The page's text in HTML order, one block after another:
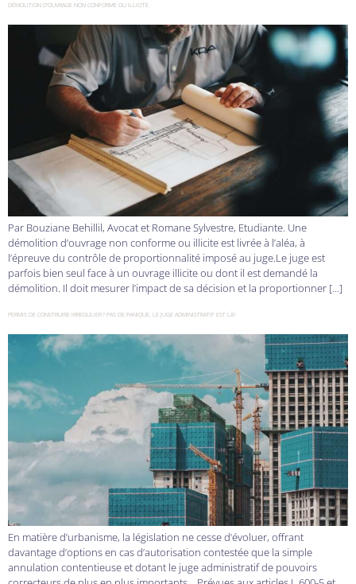
DÉMOLITION D’OUVRAGE NON CONFORME OU ILLICITE.
Par Bouziane Behillil, Avocat et Romane Sylvestre, Etudiante. Une
démolition d’ouvrage non conforme ou illicite est livrée à l’aléa, à
l’épreuve du contrôle de proportionnalité imposé au juge.Le juge est
parfois bien seul face à un ouvrage illicite ou dont il est demandé la
démolition. Il doit mesurer l’impact de sa décision et la proportionner […]
PERMIS DE CONSTRUIRE IRREGULIER ? PAS DE PANIQUE, LE JUGE ADMINISTRATIF EST LÀ !
En matière d’urbanisme, la législation ne cesse d’évoluer, offrant
davantage d’options en cas d’autorisation contestée que la simple
annulation contentieuse et dotant le juge administratif de pouvoirs